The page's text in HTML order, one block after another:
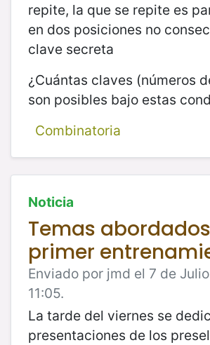
repite, la que se repite es
en dos posiciones no
clave secreta
¿Cuántas claves (números
son posibles bajo estas
Combinatoria
Noticia
Temas
primer
Enviado por jmd el 7 de
11:05.
La tarde del viernes se
presentaciones de los